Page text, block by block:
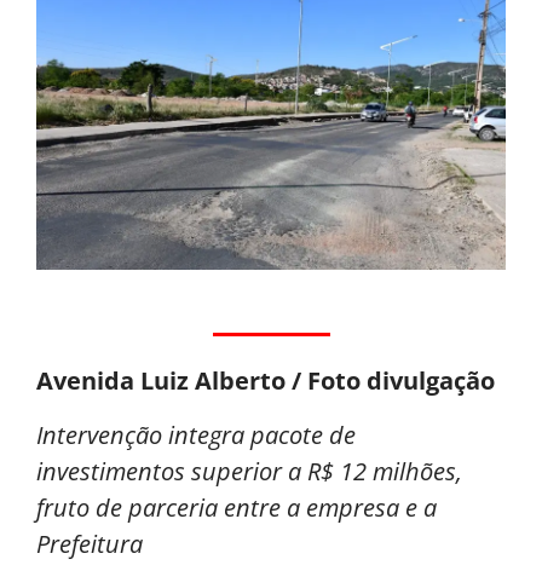
Avenida Luiz Alberto / Foto divulgação
Intervenção integra pacote de
investimentos superior a R$ 12 milhões,
fruto de parceria entre a empresa e a
Prefeitura